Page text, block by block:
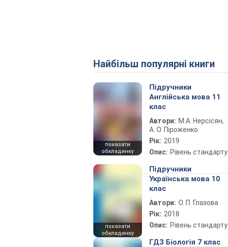
Найбільш популярні книги
показати
обкладинку
Підручники
Англійська мова 11
клас
Автори: М.А. Нерсісян,
А. О. Піроженко
Рік: 2019
Опис: Рівень стандарту
показати
обкладинку
Підручники
Українська мова 10
клас
Автори: О. П. Глазова
Рік: 2018
Опис: Рівень стандарту
ГДЗ Біологія 7 клас